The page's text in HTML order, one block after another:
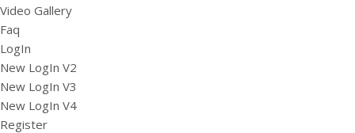
Video Gallery
Faq
LogIn
New LogIn V2
New LogIn V3
New LogIn V4
Register